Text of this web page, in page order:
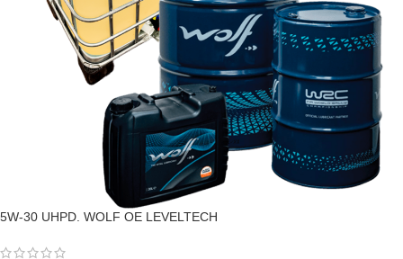
5W-30 UHPD. WOLF OE LEVELTECH